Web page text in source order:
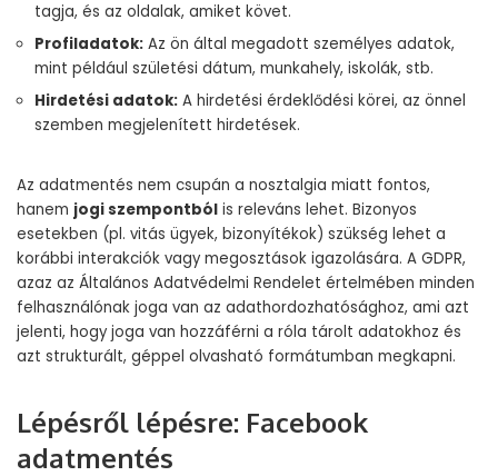
tagja, és az oldalak, amiket követ.
Profiladatok: Az ön által megadott személyes adatok,
mint például születési dátum, munkahely, iskolák, stb.
Hirdetési adatok: A hirdetési érdeklődési körei, az önnel
szemben megjelenített hirdetések.
Az adatmentés nem csupán a nosztalgia miatt fontos,
hanem jogi szempontból is releváns lehet. Bizonyos
esetekben (pl. vitás ügyek, bizonyítékok) szükség lehet a
korábbi interakciók vagy megosztások igazolására. A GDPR,
azaz az Általános Adatvédelmi Rendelet értelmében minden
felhasználónak joga van az adathordozhatósághoz, ami azt
jelenti, hogy joga van hozzáférni a róla tárolt adatokhoz és
azt strukturált, géppel olvasható formátumban megkapni.
Lépésről lépésre: Facebook
adatmentés